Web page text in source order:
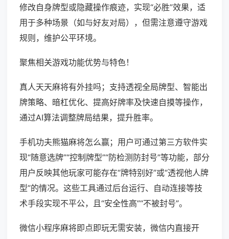
修改自身牌型或隐藏操作痕迹，实现“必胜”效果，适
用于多种场景（如与好友对局），但需注意遵守游戏
规则，维护公平环境。
聚焦相关游戏功能优势与特色！
真人天天麻将有外挂吗；支持透视全局牌型、智能出
牌策略、暗杠优化、提高好牌率及快速自摸等操作，
通过AI算法调整牌局结果，提升胜率。
手机功夫熊猫麻将怎么赢；用户可通过第三方软件实
现“随意选牌”“控制牌型”“防检测防封号”等功能，部分
用户反映其他玩家可能存在“牌特别好”或“透视他人牌
型”的情况。这些工具通过后台运行、自动连接等技
术手段实现不平公，且“安全性高”“不被封号”。
微信小程序麻将即点即玩无需安装，微信内直接开